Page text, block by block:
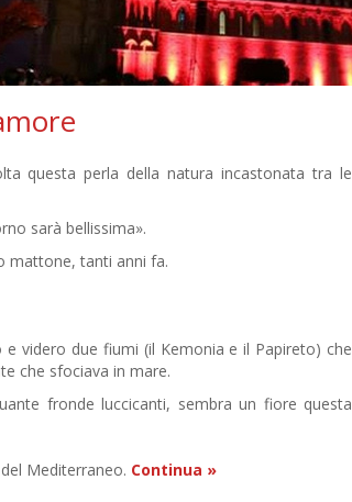
questa perla della natura incastonata tra le
sarà bellissima».
mattone, tanti anni fa.
e videro due fiumi (il Kemonia e il Papireto) che
che sfociava in mare.
fronde luccicanti, sembra un fiore questa
Mediterraneo. Continua »